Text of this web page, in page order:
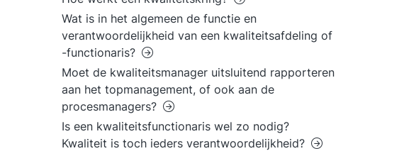
Wat is in het algemeen de functie en
verantwoordelijkheid van een kwaliteitsafdeling of
-functionaris?
Moet de kwaliteitsmanager uitsluitend rapporteren
aan het topmanagement, of ook aan de
procesmanagers?
Is een kwaliteitsfunctionaris wel zo nodig?
Kwaliteit is toch ieders verantwoordelijkheid?